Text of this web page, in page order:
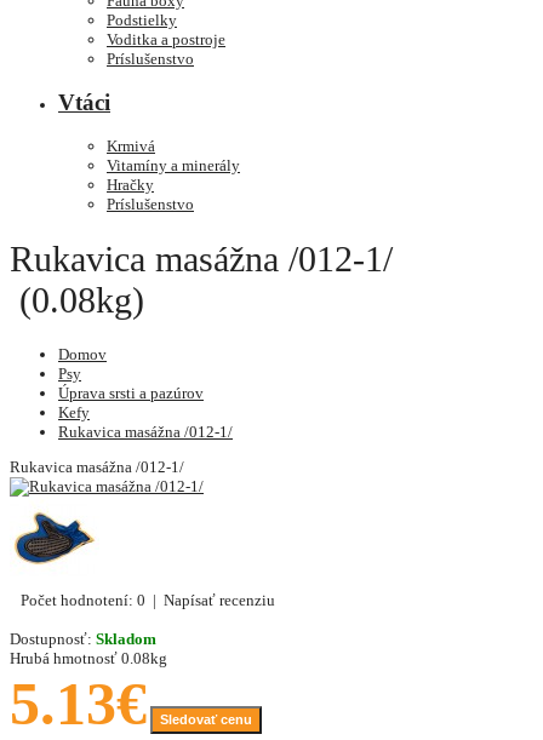
Podstielky
Voditka a postroje
Príslušenstvo
Vtáci
Krmivá
Vitamíny a minerály
Hračky
Príslušenstvo
Rukavica masážna /012-1/
(0.08kg)
Domov
Psy
Úprava srsti a pazúrov
Kefy
Rukavica masážna /012-1/
Rukavica masážna /012-1/
Počet hodnotení: 0 | Napísať recenziu
Dostupnosť: Skladom
Hrubá hmotnosť 0.08kg
5.13€
Sledovať cenu